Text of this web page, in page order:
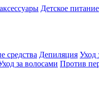
Детское питание
средства Депиляция Уход
за волосами Против